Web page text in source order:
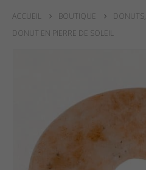
ACCUEIL BOUTIQUE DONUTS,
DONUT EN PIERRE DE SOLEIL